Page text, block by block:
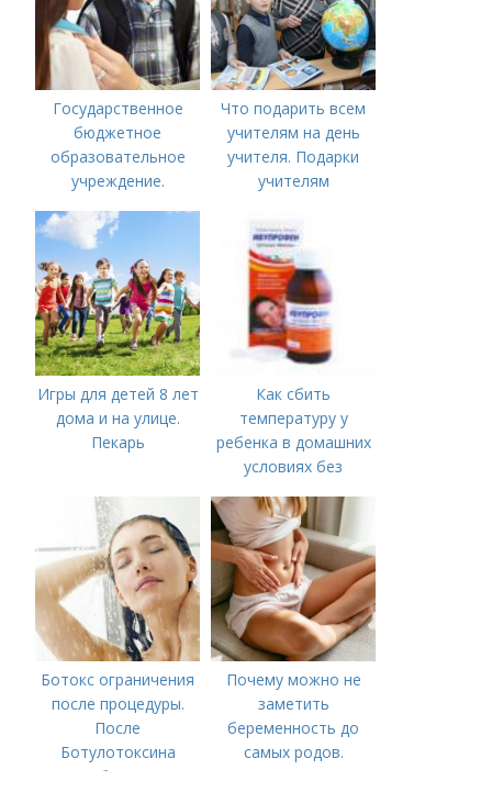
Государственное
бюджетное
образовательное
учреждение.
названия школ,
садиков и домов
творчества
Что подарить всем
учителям на день
учителя. Подарки
учителям
день учителя
Игры для детей 8 лет
дома и на улице.
Пекарь
Как сбить
температуру у
ребенка в домашних
условиях без
причины высокой
температуры у
ребенка?
Ботокс ограничения
после процедуры.
После
Ботулотоксина
необходимо
Почему можно не
заметить
беременность до
самых родов.